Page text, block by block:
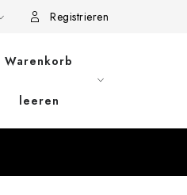
von Milpe.skRegistrieren
Warenkorb
leeren